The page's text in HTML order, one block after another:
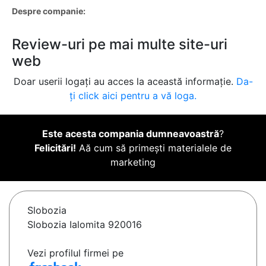
Despre companie:
Review-uri pe mai multe site-uri
web
Doar userii logați au acces la această informație. Da-
ți click aici pentru a vă loga.
Este acesta compania dumneavoastră?
Felicitări! Aă cum să primești materialele de
marketing
Slobozia
Slobozia Ialomita 920016
Vezi profilul firmei pe